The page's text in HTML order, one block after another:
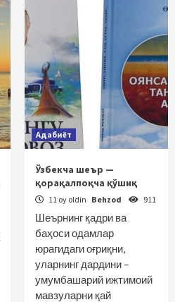
Адабиёт
Ўзбекча шеър —
қорақалпоқча қўшиқ
11 oy oldin Behzod 911
Шеърнинг қадри ва
баҳоси одамлар
юрагидаги оғриқни,
уларнинг дардини –
умумбашарий ижтимоий
мавзуларни қай